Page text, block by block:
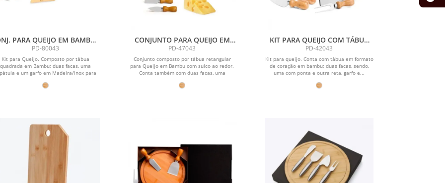
PARA QUEIJO EM BAMBU /
MADEIRA / INOX - 5 PÇS
PD-80043
Kit para Queijo. Composto por tábua
quadrada em Bambu; duas facas, uma
e um garfo em Madeira/Inox para
CONJUNTO PARA QUEIJO EM
BAMBU/INOX - 5 PÇS
PD-47043
Conjunto composto por tábua retangular
para Queijo em Bambu com sulco ao redor.
Conta também com duas facas, uma
KIT PARA QUEIJO COM TÁBUA
FORMATO CORAÇÃO - 5 PÇS
PD-42043
Kit para queijo. Conta com tábua em formato
de coração em bambu; duas facas, sendo,
uma com ponta e outra reta, garfo e...